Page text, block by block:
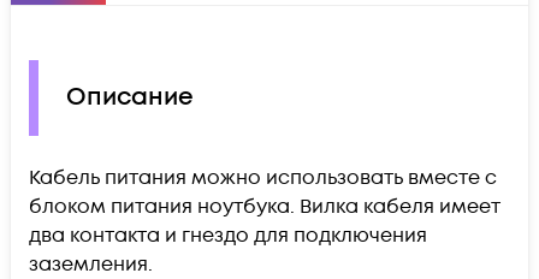
Описание
Кабель питания можно использовать вместе с
блоком питания ноутбука. Вилка кабеля имеет
два контакта и гнездо для подключения
заземления.